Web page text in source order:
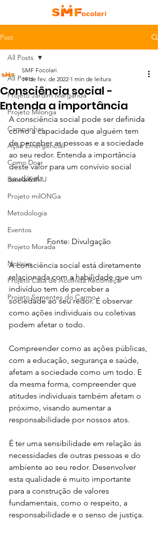
Post
All Posts
Projeto Jardim Margarida
Projeto Milonga
Campanhas
Ação Emergencial
Como Doar
Escola EJMU
Projeto milONGa
Metodologia
Eventos
Projeto Morada
Notícias
Projeto Casa de Acolhida Recomeçar
Projeto Sementes do Carmo
All Posts
Consciência social -
Entenda a importância
SMF Focolari
19 de fev. de 2022 1 min de leitura
A consciência social pode ser definida
como a capacidade que alguém tem
de perceber as pessoas e a sociedade
ao seu redor. Entenda a importância
deste valor para um convívio social
saudável.
Fonte: Divulgação
A consciência social está diretamente
relacionada com a habilidade que um
indivíduo tem de perceber a
sociedade ao seu redor. É observar
como ações individuais ou coletivas
podem afetar o todo.
Compreender como as ações públicas,
com a educação, segurança e saúde,
afetam a sociedade como um todo. E
da mesma forma, compreender que
atitudes individuais também afetam o
próximo, visando aumentar a
responsabilidade por nossos atos.
É ter uma sensibilidade em relação às
necessidades de outras pessoas e do
ambiente ao seu redor. Desenvolver
esta qualidade é muito importante
para a construção de valores
fundamentais, como o respeito, a
responsabilidade e o senso de justiça.